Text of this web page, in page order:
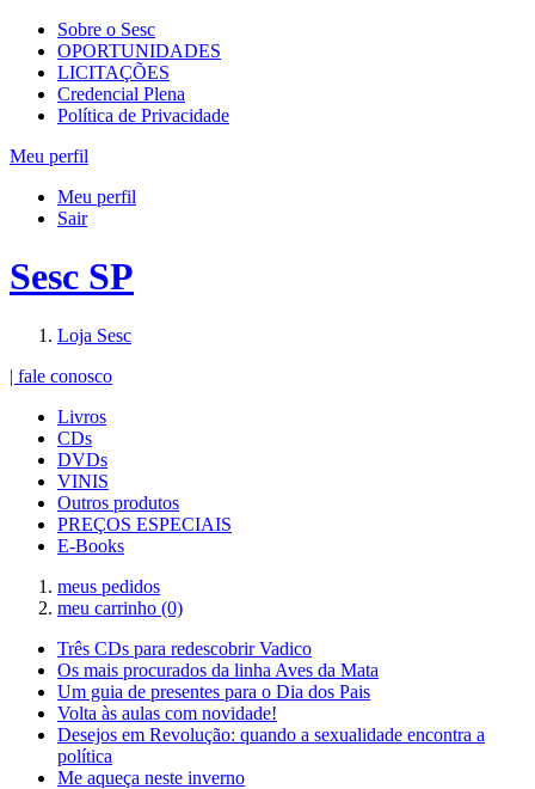
Sobre o Sesc
OPORTUNIDADES
LICITAÇÕES
Credencial Plena
Política de Privacidade
Meu perfil
Meu perfil
Sair
Sesc SP
Loja Sesc
| fale conosco
Livros
CDs
DVDs
VINIS
Outros produtos
PREÇOS ESPECIAIS
E-Books
meus pedidos
meu carrinho (0)
Três CDs para redescobrir Vadico
Os mais procurados da linha Aves da Mata
Um guia de presentes para o Dia dos Pais
Volta às aulas com novidade!
Desejos em Revolução: quando a sexualidade encontra a
política
Me aqueça neste inverno